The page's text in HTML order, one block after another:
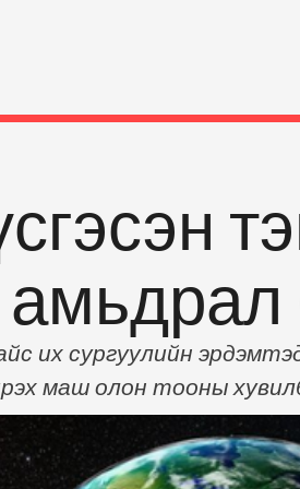
их сургуулийн
маш олон тооны
дүгнэлтэд хүрсэн
Ангарагийн хэмжээтэй